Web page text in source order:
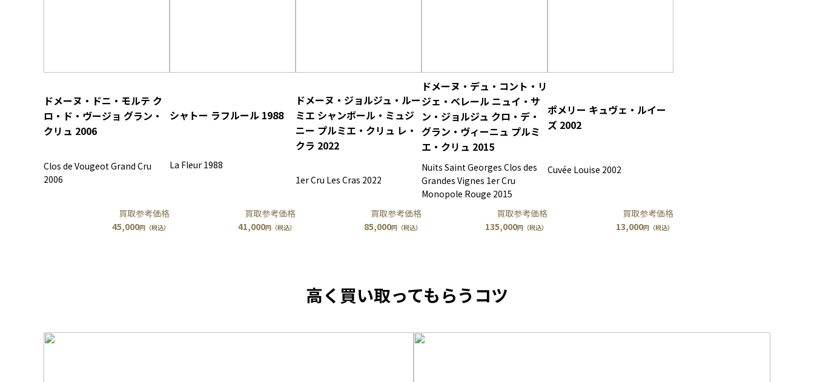
ドメーヌ・ドニ・モルテ ク
ロ・ド・ヴージョ グラン・
クリュ 2006
Clos de Vougeot Grand Cru
2006
買取参考価格
45,000円（税込）
シャトー ラフルール 1988
La Fleur 1988
買取参考価格
41,000円（税込）
ドメーヌ・ジョルジュ・ルー
ミエ シャンボール・ミュジ
ニー プルミエ・クリュ レ・
クラ 2022
1er Cru Les Cras 2022
買取参考価格
85,000円（税込）
ドメーヌ・デュ・コント・リ
ジェ・ベレール ニュイ・サ
ン・ジョルジュ クロ・デ・
グラン・ヴィーニュ プルミ
エ・クリュ 2015
Nuits Saint Georges Clos des
Grandes Vignes 1er Cru
Monopole Rouge 2015
買取参考価格
135,000円（税込）
ポメリー キュヴェ・ルイー
ズ 2002
Cuvée Louise 2002
買取参考価格
13,000円（税込）
高く買い取ってもらうコツ